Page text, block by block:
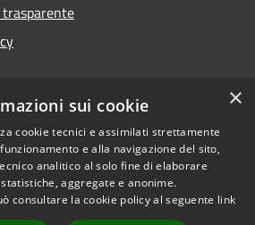
Copyright © 2026 • Comune di
Leffe • Powered by
×
sui cookie
cookie tecnici e assimilati strettamente
e alla navigazione del sito,
analitico al solo fine di elaborare
aggregate e anonime.
consultare la cookie policy al seguente link